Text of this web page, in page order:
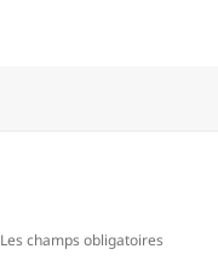
Les champs obligatoires